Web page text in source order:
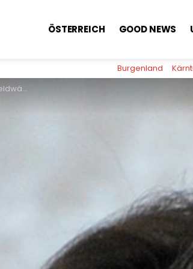
ÖSTERREICH GOOD NEWS
Burgenland
Karmasin